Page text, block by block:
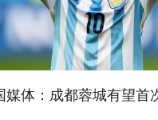
媒体：成都蓉城有望首